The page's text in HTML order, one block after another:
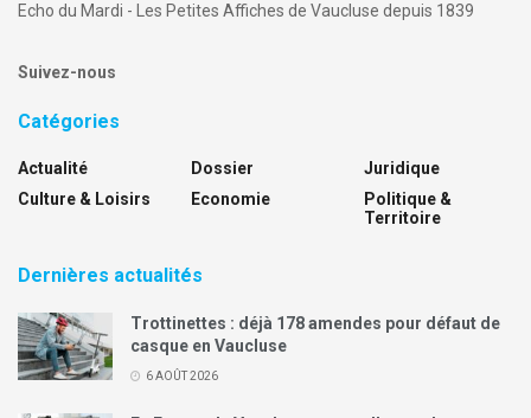
Echo du Mardi - Les Petites Affiches de Vaucluse depuis 1839
Suivez-nous
Catégories
Actualité
Culture & Loisirs
Dossier
Economie
Juridique
Politique &
Territoire
Dernières actualités
Trottinettes : déjà 178 amendes pour défaut de
casque en Vaucluse
6 AOÛT 2026